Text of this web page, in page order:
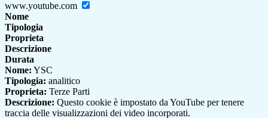
www.youtube.com
Nome
Tipologia
Proprieta
Descrizione
Durata
Nome: YSC
Tipologia: analitico
Proprieta: Terze Parti
Descrizione: Questo cookie è impostato da YouTube per tenere
traccia delle visualizzazioni dei video incorporati.